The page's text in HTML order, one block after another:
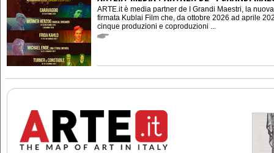
ARTE.it è media partner de I Grandi Maestri, la
firmata Kublai Film che, da ottobre 2026 ad aprile
cinque produzioni e coproduzioni ...